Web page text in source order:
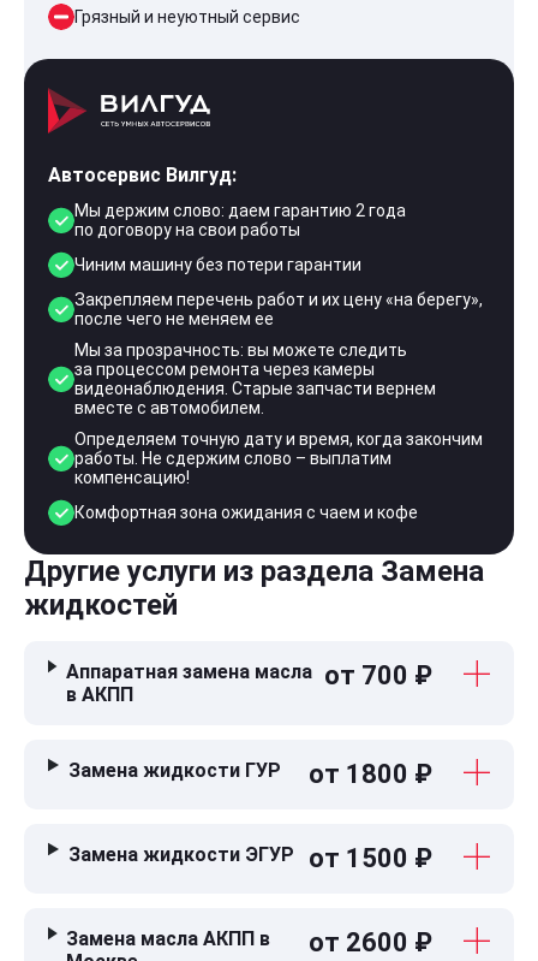
Грязный и неуютный сервис
Автосервис Вилгуд:
Мы держим слово: даем гарантию 2 года
по договору на свои работы
Чиним машину без потери гарантии
Закрепляем перечень работ и их цену «на берегу»,
после чего не меняем ее
Мы за прозрачность: вы можете следить
за процессом ремонта через камеры
видеонаблюдения. Старые запчасти вернем
вместе с автомобилем.
Определяем точную дату и время, когда закончим
работы. Не сдержим слово – выплатим
компенсацию!
Комфортная зона ожидания с чаем и кофе
Другие услуги из раздела Замена
жидкостей
Аппаратная замена масла
в АКПП
от 700 ₽
Замена жидкости ГУР от 1800 ₽
Замена жидкости ЭГУР от 1500 ₽
Замена масла АКПП в
от 2600 ₽